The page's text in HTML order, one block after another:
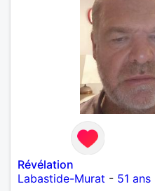
Révélation
Labastide-Murat - 51 ans